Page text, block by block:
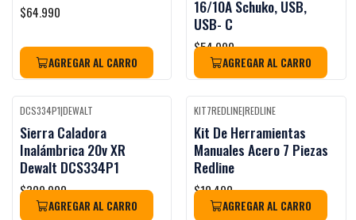
$64.990
AGREGAR AL CARRO
16/10A Schuko, USB,
USB- C
$54.990
AGREGAR AL CARRO
Black Week
No disponible
DCS334P1|DEWALT
Sierra Caladora
Inalámbrica 20v XR
Dewalt DCS334P1
$309.900
AGREGAR AL CARRO
Black Week
KIT7REDLINE|REDLINE
Kit De Herramientas
Manuales Acero 7 Piezas
Redline
$10.490
AGREGAR AL CARRO